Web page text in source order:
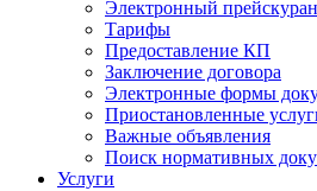
Электронный
Тарифы
Предоставление КП
Заключение договора
Электронные формы
Приостановленные
Важные объявления
Поиск нормативных
Услуги